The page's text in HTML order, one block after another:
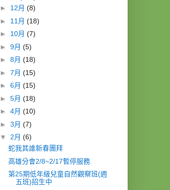
► 12月 (8)
► 11月 (18)
► 10月 (7)
► 9月 (5)
► 8月 (18)
► 7月 (15)
► 6月 (15)
► 5月 (18)
► 4月 (10)
► 3月 (7)
▼ 2月 (6)
蛇我其誰新春團拜
高雄分會2/8~2/17暫停服務
第25期低年級兒童自然觀察班(週
五班)招生中